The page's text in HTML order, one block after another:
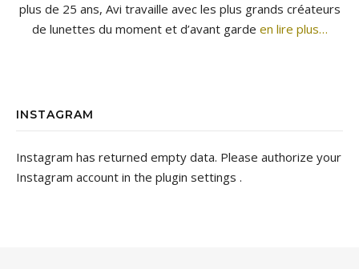
plus de 25 ans, Avi travaille avec les plus grands créateurs
de lunettes du moment et d’avant garde en lire plus…
INSTAGRAM
Instagram has returned empty data. Please authorize your
Instagram account in the plugin settings .